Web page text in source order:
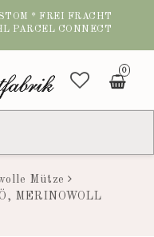
* FREI FRACHT
PARCEL CONNECT
0
Mütze
MERINOWOLL